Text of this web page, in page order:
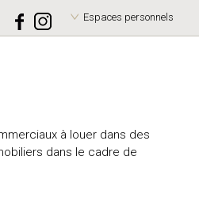
Espaces personnels
à louer dans des
dans le cadre de